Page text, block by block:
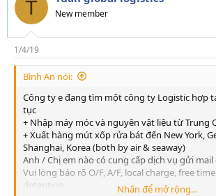
T New member
1/4/19
Bình An nói:
Công ty e đang tìm một công ty Logistic hợp
tục
+ Nhập máy móc và nguyên vật liệu từ Trung
+ Xuất hàng mút xốp rửa bát đến New York,
Shanghai, Korea (both by air & seaway)
Anh / Chị em nào có cung cấp dịch vụ gửi mail
Vui lòng báo rõ O/F, A/F, local charge, free
detention
Nhấn để mở rộng...